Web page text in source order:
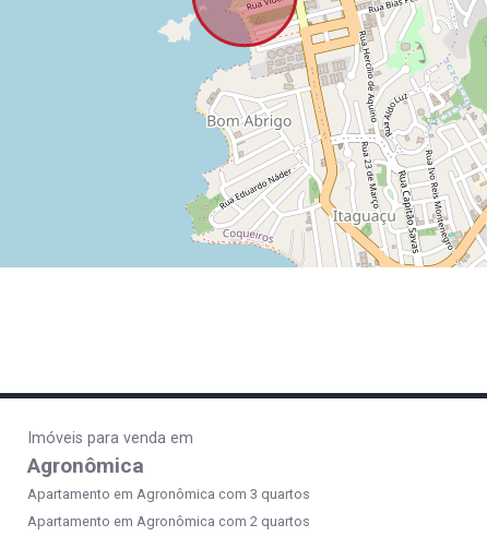
Imóveis para venda em
Agronômica
Apartamento em Agronômica com 3 quartos
Apartamento em Agronômica com 2 quartos